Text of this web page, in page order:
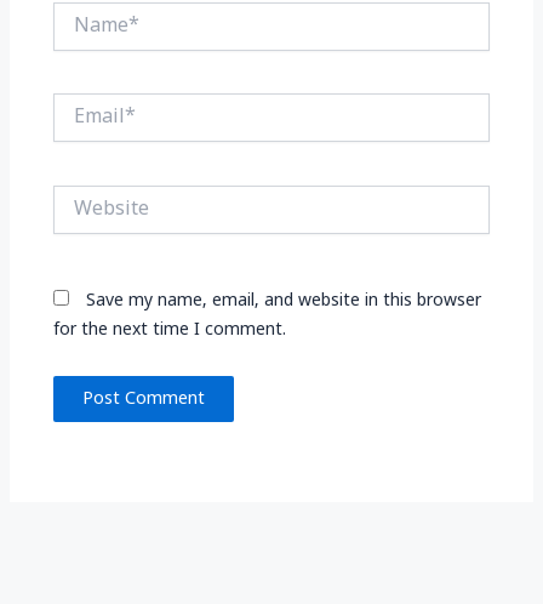
Name*
Email*
Website
Save my name, email, and website in this browser
for the next time I comment.